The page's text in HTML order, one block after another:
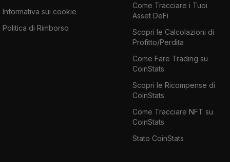
Informativa sui cookie
Politica di Rimborso
Come Tracciare i Tuoi
Asset DeFi
Scopri le Calcolazioni di
Profitto/Perdita
Come Fare Trading su
CoinStats
Scopri le Ricompense di
CoinStats
Come Tracciare NFT su
CoinStats
Stato CoinStats